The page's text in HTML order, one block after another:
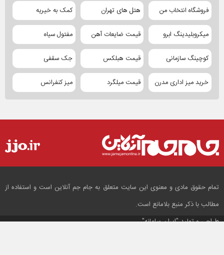
فروشگاه انتخاب من هتل های تهران کمک به خیریه
میکروبلیدینگ ابرو قیمت ضایعات آهن مفتول سیاه
کوچینگ سازمانی قیمت هبلکس جک سقفی
خرید میز اداری مدرن قیمت میلگرد میز کنفرانس
تمام حقوق مادی و معنوی این سایت متعلق به جام جم آنلاین است و استفاده از
مطالب با ذکر منبع بلامانع است.
طراحی و تولید"ایران سامانه"